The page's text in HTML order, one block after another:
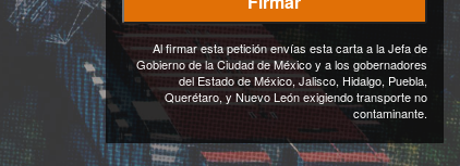
Al firmar esta petición envías esta carta a la Jefa de
Gobierno de la Ciudad de México y a los gobernadores
del Estado de México, Jalisco, Hidalgo, Puebla,
Querétaro, y Nuevo León exigiendo transporte no
contaminante.